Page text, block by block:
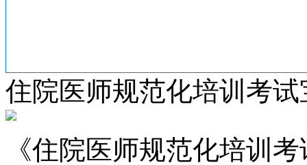
住院医师规范化培训考
《住院医师规范化培训